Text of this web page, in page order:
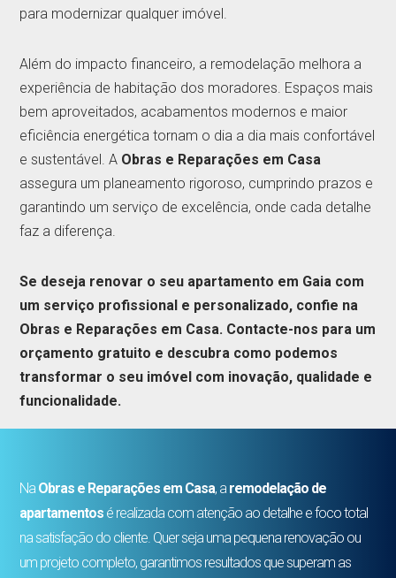
para modernizar qualquer imóvel.
Além do impacto financeiro, a remodelação melhora a
experiência de habitação dos moradores. Espaços mais
bem aproveitados, acabamentos modernos e maior
eficiência energética tornam o dia a dia mais confortável
e sustentável. A Obras e Reparações em Casa
assegura um planeamento rigoroso, cumprindo prazos e
garantindo um serviço de excelência, onde cada detalhe
faz a diferença.
Se deseja renovar o seu apartamento em Gaia com
um serviço profissional e personalizado, confie na
Obras e Reparações em Casa. Contacte-nos para um
orçamento gratuito e descubra como podemos
transformar o seu imóvel com inovação, qualidade e
funcionalidade.
Na Obras e Reparações em Casa, aremodelação de
apartamentos é realizada com atenção ao detalhe e foco total
na satisfação do cliente. Quer seja uma pequena renovação ou
um projeto completo, garantimos resultados que superam as